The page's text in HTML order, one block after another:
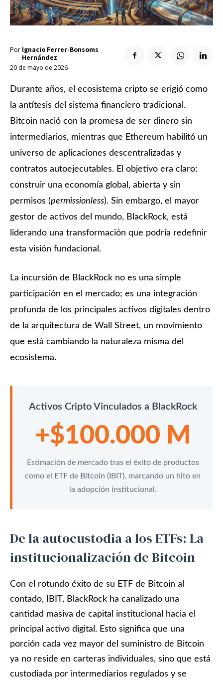
Enlaces útiles
Suscribir
Contacto
Registro / Entrar Suscribir
Contacto
Privacidad Aviso Legal
Por Ignacio Ferrer-Bonsoms
Hernández
20 de mayo de 2026
Durante años, el ecosistema cripto se erigió como
la antítesis del sistema financiero tradicional.
Bitcoin nació con la promesa de ser dinero sin
intermediarios, mientras que Ethereum habilitó un
universo de aplicaciones descentralizadas y
contratos autoejecutables. El objetivo era claro:
construir una economía global, abierta y sin
permisos (permissionless). Sin embargo, el mayor
gestor de activos del mundo, BlackRock, está
liderando una transformación que podría redefinir
esta visión fundacional.
La incursión de BlackRock no es una simple
participación en el mercado; es una integración
profunda de los principales activos digitales dentro
de la arquitectura de Wall Street, un movimiento
que está cambiando la naturaleza misma del
ecosistema.
Activos Cripto Vinculados a BlackRock
+$100.000 M
Estimación de mercado tras el éxito de productos
como el ETF de Bitcoin (IBIT), marcando un hito en
la adopción institucional.
De la autocustodia a los ETFs: La
institucionalización de Bitcoin
Con el rotundo éxito de su ETF de Bitcoin al
contado, IBIT, BlackRock ha canalizado una
cantidad masiva de capital institucional hacia el
principal activo digital. Esto significa que una
porción cada vez mayor del suministro de Bitcoin
ya no reside en carteras individuales, sino que está
custodiada por intermediarios regulados y se